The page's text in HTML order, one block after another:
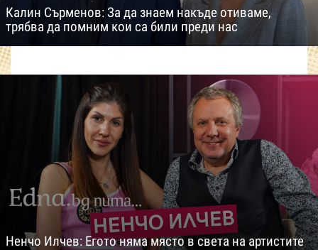
Калин Сърменов: За да знаем накъде отиваме,
трябва да помним кои са били преди нас
Ненчо Илчев: Егото няма място в света на артистите